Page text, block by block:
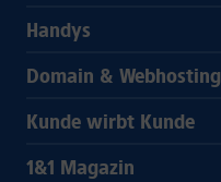
Handys
Domain & Webhosting
Kunde wirbt Kunde
1&1 Magazin